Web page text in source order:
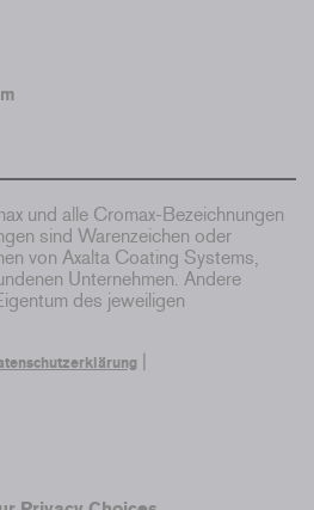
und alle Cromax-Bezeichnungen
sind Warenzeichen oder
von Axalta Coating Systems,
Unternehmen. Andere
des jeweiligen